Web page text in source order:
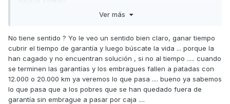
ningún sentido.
Ver más
No tiene sentido ? Yo le veo un sentido bien claro, ganar tiempo
cubrir el tiempo de garantía y luego búscate la vida ... porque la
han cagado y no encuentran solución , si no al tiempo ..... cuando
se terminen las garantías y los embragues fallen a patadas con
12.000 o 20.000 km ya veremos lo que pasa .... bueno ya sabemos
lo que pasa que a los pobres que se han quedado fuera de
garantía sin embrague a pasar por caja ....